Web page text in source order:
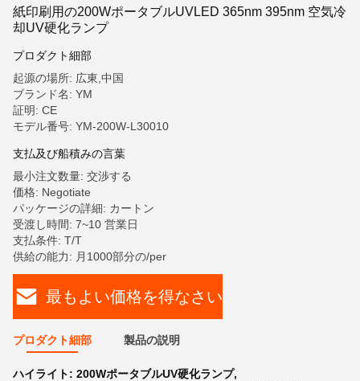
紙印刷用の200WポータブルUVLED 365nm 395nm 空気冷
却UV硬化ランプ
プロダクト細部
起源の場所: 広東,中国
ブランド名: YM
証明: CE
モデル番号: YM-200W-L30010
支払及び船積みの言葉
最小注文数量: 交渉する
価格: Negotiate
パッケージの詳細: カートン
受渡し時間: 7~10 営業日
支払条件: T/T
供給の能力: 月1000部分の/per
最もよい価格を得なさい
プロダクト細部 製品の説明
ハイライト: 200WポータブルUV硬化ランプ,